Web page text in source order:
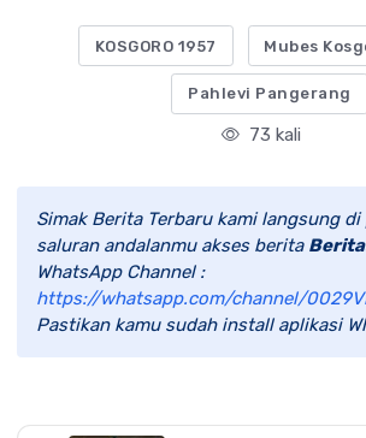
KOSGORO 1957 Mubes
Pahlevi Pangerang
73 kali
Simak Berita Terbaru kami langsung
saluran andalanmu akses berita
WhatsApp Channel :
https://whatsapp.com/channel/
Pastikan kamu sudah install aplikasi